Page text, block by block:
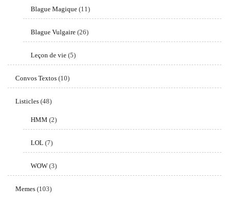
Blague Magique (11)
Blague Vulgaire (26)
Leçon de vie (5)
Convos Textos (10)
Listicles (48)
HMM (2)
LOL (7)
WOW (3)
Memes (103)